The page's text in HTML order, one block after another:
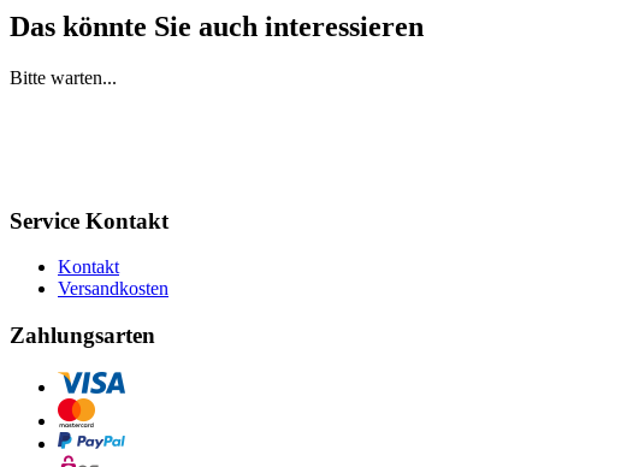
Das könnte Sie auch interessieren
Bitte warten...
Service Kontakt
Kontakt
Versandkosten
Zahlungsarten